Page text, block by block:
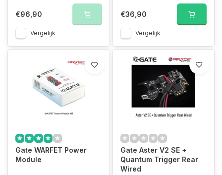
€96,90
Vergelijk
€36,90
Vergelijk
Gate WARFET Power
Module
Gate Aster V2 SE +
Quantum Trigger Rear
Wired